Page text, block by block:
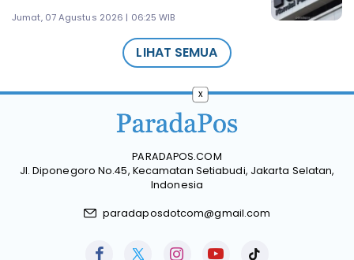
Jumat, 07 Agustus 2026 | 06:25 WIB
LIHAT SEMUA
PARADAPOS.COM
Jl. Diponegoro No.45, Kecamatan Setiabudi, Jakarta Selatan,
Indonesia
paradaposdotcom@gmail.com
x